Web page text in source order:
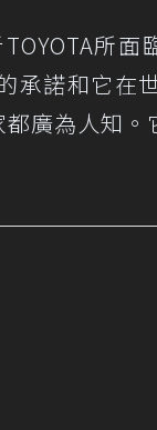
所面
承諾和它在
廣為人知